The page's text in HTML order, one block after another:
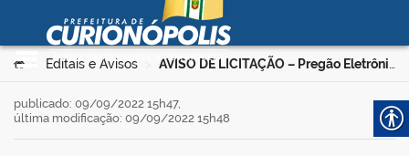
Ir para o conteúdo
Prefeitura Municipal de
Curionópolis
Você está aqui:
Editais e Avisos > AVISO DE LICITAÇÃO – Pregão Eletrônico SRP Nº 027/2022
publicado: 09/09/2022 15h47,
última modificação: 09/09/2022 15h48